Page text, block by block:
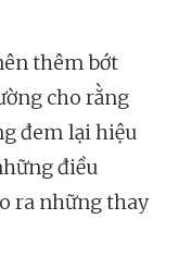
thêm bớt
cho rằng
đem lại hiệu
điều
ra những thay